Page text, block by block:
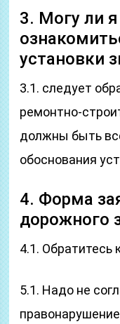
3. Могу ли
установки
3.1. следует
ремонтно-
должны быть
обоснования
4. Форма
дорожного
4.1.
5.1. Надо не